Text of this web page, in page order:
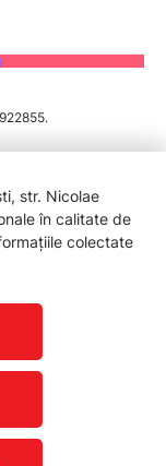
str. Nicolae
în calitate de
colectate